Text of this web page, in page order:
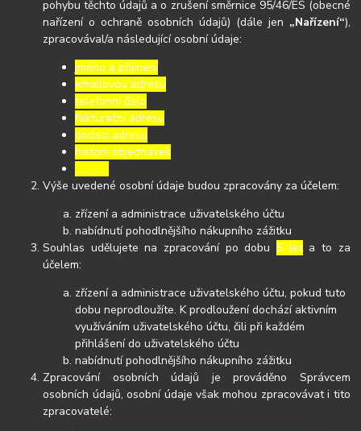
pohybu těchto údajů a o zrušení směrnice 95/46/ES (obecné
nařízení o ochraně osobních údajů) (dále jen „Nařízení“),
zpracovával/a následující osobní údaje:
jméno a příjmení
emailovou adresu
telefonní číslo
fakturační adresu
dodací adresu
historii objednávek
…………..
Výše uvedené osobní údaje budou zpracovány za účelem:
zřízení a administrace uživatelského účtu
nabídnutí pohodlnějšího nákupního zážitku
Souhlas udělujete na zpracování po dobu 5 leta to za
účelem:
zřízení a administrace uživatelského účtu, pokud tuto
dobu neprodloužíte. K prodloužení dochází aktivním
využíváním uživatelského účtu, čili při každém
přihlášení do uživatelského účtu
nabídnutí pohodlnějšího nákupního zážitku
Zpracování osobních údajů je prováděno Správcem
osobních údajů, osobní údaje však mohou zpracovávat i tito
zpracovatelé: